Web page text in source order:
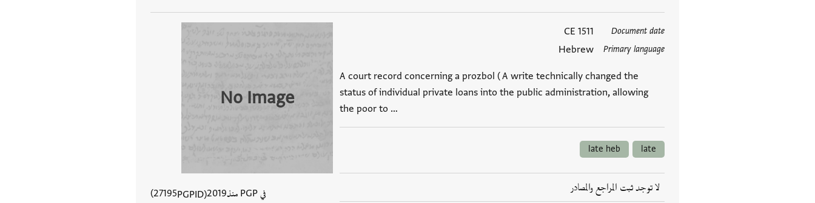
Document date
1511 CE
Primary language
Hebrew
A court record concerning a prozbol ( A write technically changed the
status of individual private loans into the public administration, allowing
the poor to …
العلامات
late
late heb
لا توجد ثبت المراجع والمصادر
No Image
في PGP منذ 2019
PGPID
27195